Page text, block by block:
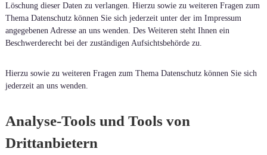
Löschung dieser Daten zu verlangen. Hierzu sowie zu weiteren Fragen zum
Thema Datenschutz können Sie sich jederzeit unter der im Impressum
angegebenen Adresse an uns wenden. Des Weiteren steht Ihnen ein
Beschwerderecht bei der zuständigen Aufsichtsbehörde zu.
Hierzu sowie zu weiteren Fragen zum Thema Datenschutz können Sie sich
jederzeit an uns wenden.
Analyse-Tools und Tools von
Drittanbietern